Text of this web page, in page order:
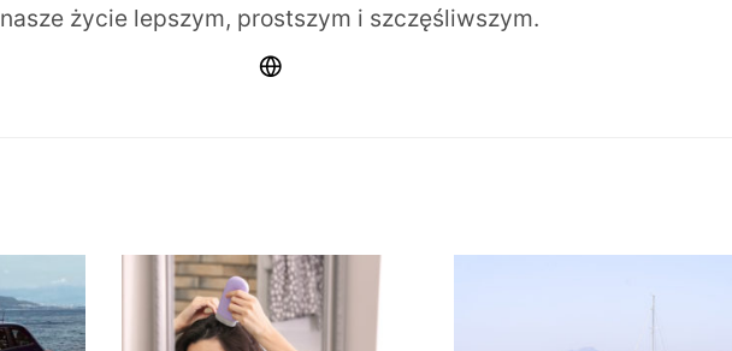
nasze życie lepszym, prostszym i szczęśliwszym.